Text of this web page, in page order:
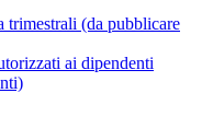
trimestrali (da pubblicare
ai dipendenti